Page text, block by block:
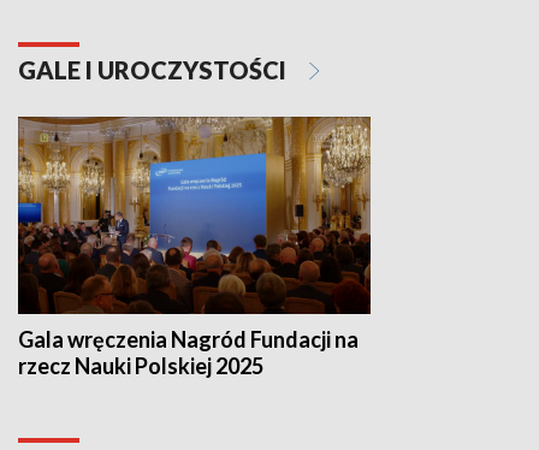
GALE I UROCZYSTOŚCI
Gala wręczenia Nagród Fundacji na
rzecz Nauki Polskiej 2025